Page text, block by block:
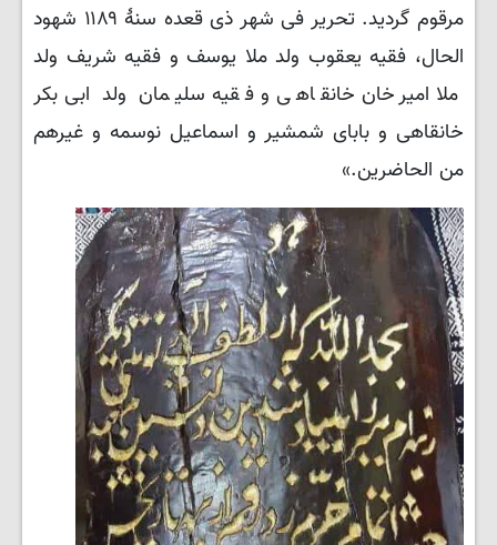
مرقوم گردید. تحریر فی شهر ذی قعده سنهٔ ۱۱۸۹ شهود
الحال، فقیه یعقوب ولد ملا یوسف و فقیه شریف ولد
ملا امیرخان خانقاهی و فقیه سلیمان ولد ابی بکر
خانقاهی و بابای شمشیر و اسماعیل نوسمه و غیرهم
من الحاضرین.»